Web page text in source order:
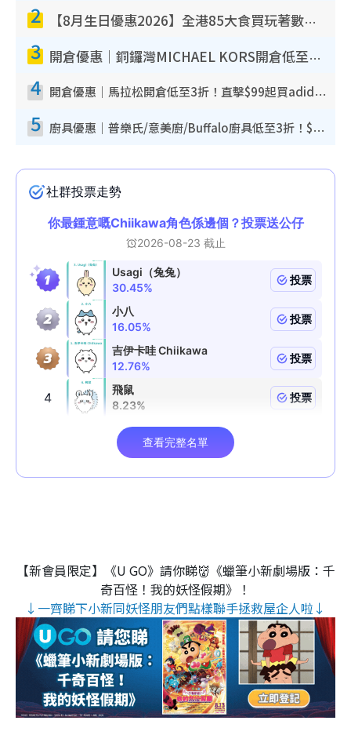
2 【8月生日優惠2026】全港85大食買玩著數攻略 自助餐/火鍋放題同行免費＋誠品/DONKI送現金券
3 開倉優惠｜銅鑼灣MICHAEL KORS開倉低至17折！直擊$500起買手袋/銀包/鞋款 必買經典Jet Set系列
4 開倉優惠｜馬拉松開倉低至3折！直擊$99起買adidas／New Balance／Puma鞋款 STANLEY保溫杯劈價至$119起
5 廚具優惠｜普樂氏/意美廚/Buffalo廚具低至3折！$89起買煎鍋／炒鑊／個人鍋 同場小家電激減至$99起
【新會員限定】《U GO》請你睇👹《蠟筆小新劇場版：千
奇百怪！我的妖怪假期》！
↓一齊睇下小新同妖怪朋友們點樣聯手拯救屋企人啦↓